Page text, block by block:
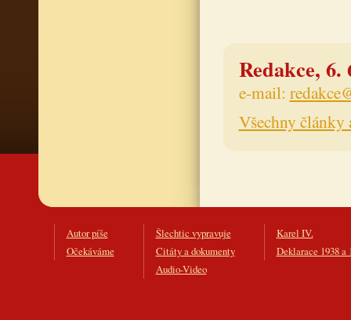
Redakce, 6.
e-mail:
Všechny články
Autor píše
Očekáváme
Šlechtic vypravuje
Citáty a dokumenty
Audio-Video
Karel IV.
Deklarace 1938 a